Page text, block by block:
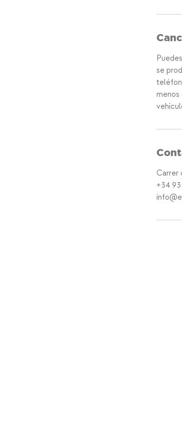
se
menos
Carrer
+34 93